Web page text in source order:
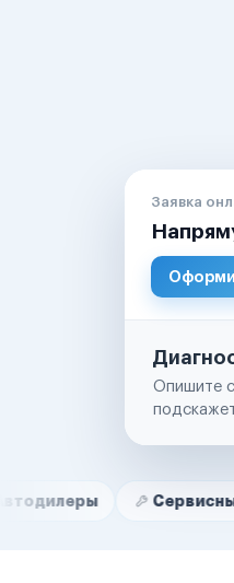
Заявка
Опишите
НамСервисные центры
Маркетплейсы